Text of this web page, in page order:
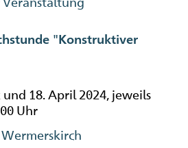
"Konstruktiver
und 18. April 2024, jeweils
Uhr